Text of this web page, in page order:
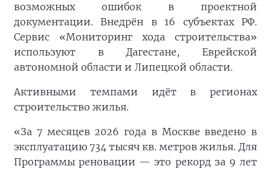
возможных ошибок в проектной
документации. Внедрён в 16 субъектах РФ.
Сервис «Мониторинг хода строительства»
используют в Дагестане, Еврейской
автономной области и Липецкой области.
Активными темпами идёт в регионах
строительство жилья.
«За 7 месяцев 2026 года в Москве введено в
эксплуатацию 734 тысяч кв. метров жилья. Для
Программы реновации — это рекорд за 9 лет